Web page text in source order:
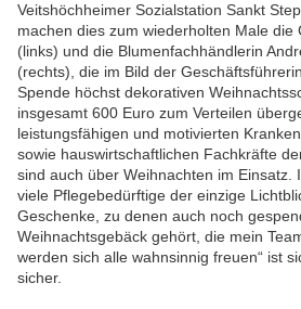
Veitshöchheimer Sozialstation Sankt
machen dies zum wiederholten Male die
(links) und die Blumenfachhändlerin
(rechts), die im Bild der
Spende höchst dekorativen
insgesamt 600 Euro zum Verteilen
leistungsfähigen und motivierten
sowie hauswirtschaftlichen Fachkräfte
sind auch über Weihnachten im Einsatz.
viele Pflegebedürftige der einzige
Geschenke, zu denen auch noch
Weihnachtsgebäck gehört, die mein
werden sich alle wahnsinnig freuen“ ist
sicher.